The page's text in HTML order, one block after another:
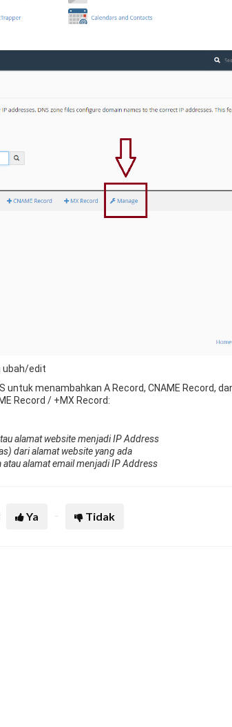
ubah/edit
menambahkan A Record, CNAME Record,
Record / +MX Record:
alamat website menjadi IP Address
dari alamat website yang ada
alamat email menjadi IP Address
Ya Tidak